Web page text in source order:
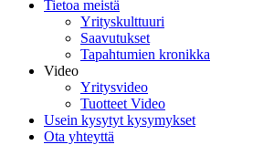
Tietoa meistä
Yrityskulttuuri
Saavutukset
Tapahtumien kronikka
Video
Yritysvideo
Tuotteet Video
Usein kysytyt kysymykset
Ota yhteyttä